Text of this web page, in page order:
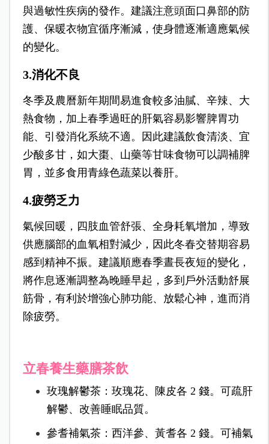
與過敏性疾病的發作。建議注意頭面口鼻部的防
護、保暖衣物宜循序漸減，使身體逐漸適應氣候
的變化。
3.消化不良
冬季及農曆新年期間易進食較多油膩、辛辣、大
熱食物，加上春季過旺的肝氣容易影響脾胃功
能、引發消化系統不適。因此建議飲食清淡、宜
少酸多甘，如大棗、山藥等甘味食物可以調補脾
胃，並多食用青綠色蔬菜以養肝。
4.疲勞乏力
氣候回暖，四肢血管舒張、全身耗氧增加，導致
供應腦部的血氧相對減少，因此冬春交替期容易
感到精神不振。建議順應春季晝長夜短的變化，
將作息逐漸調整為晚睡早起，多到戶外活動舒展
筋骨，有利於增強心肺功能、放鬆心神，進而消
除疲勞。
立春養生藥膳茶飲
玫瑰解鬱茶：玫瑰花、陳皮各 2 錢。可疏肝
解鬱、改善睡眠品質。
參耆補氣茶：西洋參、黃耆各 2 錢。可補氣